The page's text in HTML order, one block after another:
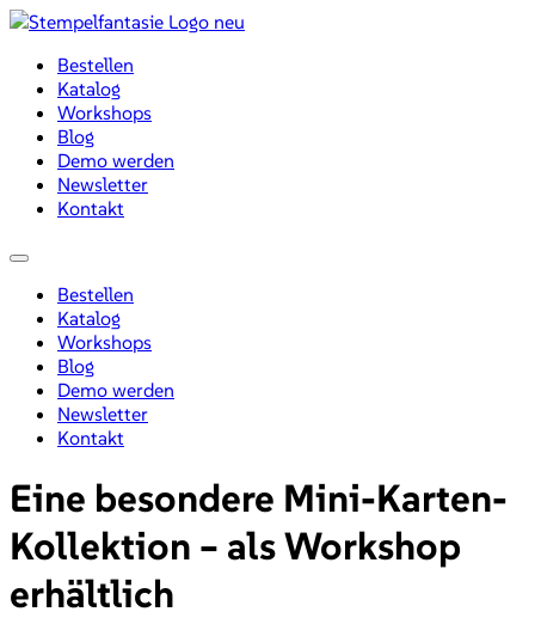
Zum
wechselnBestellen
Katalog
Workshops
Blog
Demo werden
Newsletter
Kontakt
Menü
Bestellen
Katalog
Workshops
Blog
Demo werden
Newsletter
Kontakt
Eine besondere Mini-Karten-
Kollektion – als Workshop
erhältlich